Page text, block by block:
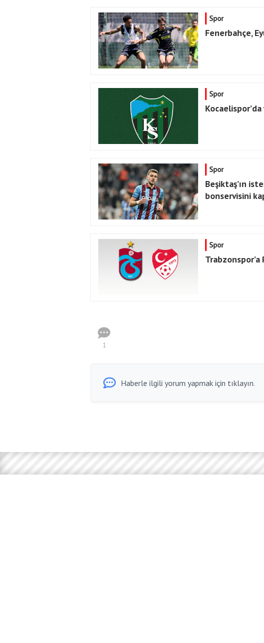
Spor
Fenerbahçe,
Spor
Spor
Beşiktaş’ın
bonservisini
Spor
Trabzonspor’a
1
Haberle ilgili yorum yapmak için tıklayın.